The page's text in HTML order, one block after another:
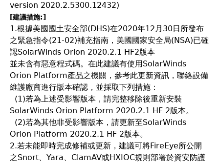
version 2020.2.5300.12432)
[建議措施:]
1.根據美國國土安全部(DHS)在2020年12月30日所發布
之緊急指令(21-02)補充指南，美國國家安全局(NSA)已確
認SolarWinds Orion 2020.2.1 HF2版本
並未含有惡意程式碼。在此建議有使用SolarWinds
Orion Platform產品之機關，參考此更新資訊，聯絡設備
維護廠商進行版本確認，並採取下列措施：
(1)若為上述受影響版本，請完整移除後重新安裝
SolarWinds Orion Platform 2020.2.1 HF 2版本。
(2)若為其他非受影響版本，請更新至SolarWinds
Orion Platform 2020.2.1 HF 2版本。
2.若未能即時完成修補或更新，建議可將FireEye所公開
之Snort、Yara、ClamAV或HXIOC規則部署於資安防護